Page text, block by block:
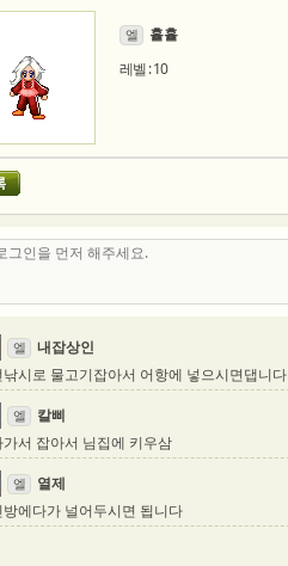
엘
휼휼
레벨 : 10
엘 내잡상인
낚시로 물고기잡아서 어항에 넣으시면댑니다
엘 칼삐
가서 잡아서 님집에 키우삼
엘 열제
에다가 널어두시면 됩니다